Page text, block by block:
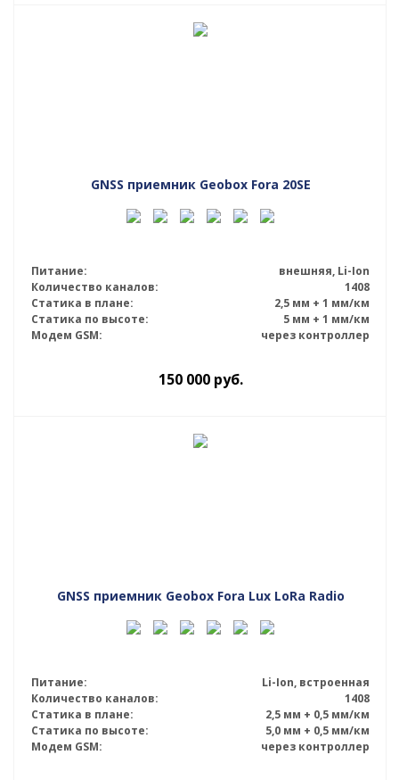
GNSS приемник Geobox Fora 20SE
Питание:
внешняя, Li-Ion
Количество каналов:
1408
Статика в плане:
2,5 мм + 1 мм/км
Статика по высоте:
5 мм + 1 мм/км
Модем GSM:
через контроллер
150 000руб.
GNSS приемник Geobox Fora Lux LoRa Radio
Питание:
Li-Ion, встроенная
Количество каналов:
1408
Статика в плане:
2,5 мм + 0,5 мм/км
Статика по высоте:
5,0 мм + 0,5 мм/км
Модем GSM:
через контроллер